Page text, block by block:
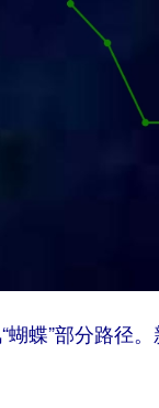
蝴蝶”部分路径